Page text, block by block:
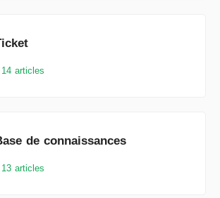
14 articles
de connaissances
13 articles